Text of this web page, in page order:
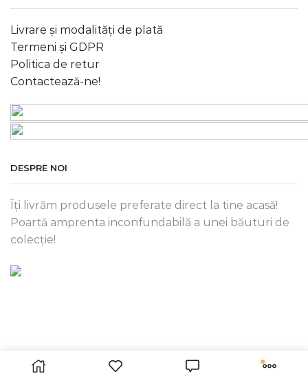
Livrare și modalități de plată
Termeni și GDPR
Politica de retur
Contactează-ne!
DESPRE NOI
Îți livrăm produsele preferate direct la tine acasă!
Poartă amprenta inconfundabilă a unei băuturi de
colecție!